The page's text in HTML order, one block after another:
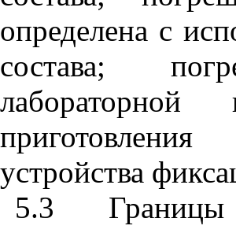
определена с
состава;
устройства
5.3